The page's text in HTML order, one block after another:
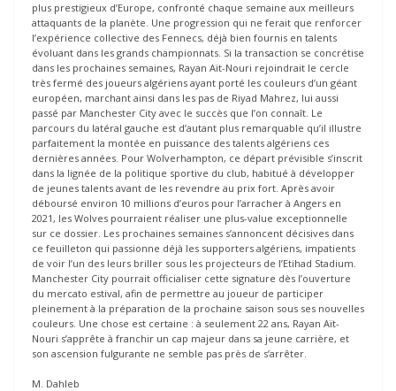
plus prestigieux d’Europe, confronté chaque semaine aux meilleurs
attaquants de la planète. Une progression qui ne ferait que renforcer
l’expérience collective des Fennecs, déjà bien fournis en talents
évoluant dans les grands championnats. Si la transaction se concrétise
dans les prochaines semaines, Rayan Aït-Nouri rejoindrait le cercle
très fermé des joueurs algériens ayant porté les couleurs d’un géant
européen, marchant ainsi dans les pas de Riyad Mahrez, lui aussi
passé par Manchester City avec le succès que l’on connaît. Le
parcours du latéral gauche est d’autant plus remarquable qu’il illustre
parfaitement la montée en puissance des talents algériens ces
dernières années. Pour Wolverhampton, ce départ prévisible s’inscrit
dans la lignée de la politique sportive du club, habitué à développer
de jeunes talents avant de les revendre au prix fort. Après avoir
déboursé environ 10 millions d’euros pour l’arracher à Angers en
2021, les Wolves pourraient réaliser une plus-value exceptionnelle
sur ce dossier. Les prochaines semaines s’annoncent décisives dans
ce feuilleton qui passionne déjà les supporters algériens, impatients
de voir l’un des leurs briller sous les projecteurs de l’Etihad Stadium.
Manchester City pourrait officialiser cette signature dès l’ouverture
du mercato estival, afin de permettre au joueur de participer
pleinement à la préparation de la prochaine saison sous ses nouvelles
couleurs. Une chose est certaine : à seulement 22 ans, Rayan Aït-
Nouri s’apprête à franchir un cap majeur dans sa jeune carrière, et
son ascension fulgurante ne semble pas près de s’arrêter.
M. Dahleb